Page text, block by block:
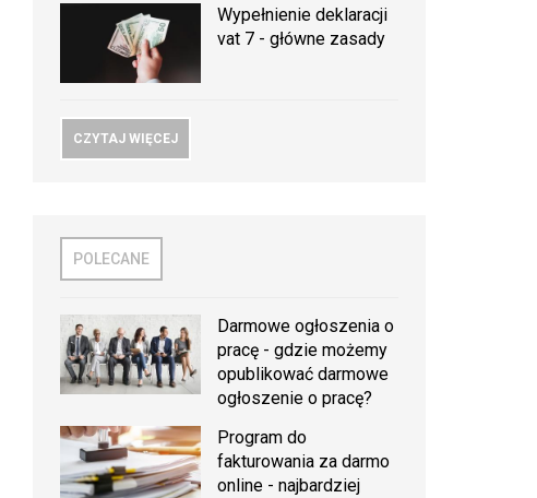
Wypełnienie deklaracji
vat 7 - główne zasady
CZYTAJ WIĘCEJ
POLECANE
Darmowe ogłoszenia o
pracę - gdzie możemy
opublikować darmowe
ogłoszenie o pracę?
Program do
fakturowania za darmo
online - najbardziej